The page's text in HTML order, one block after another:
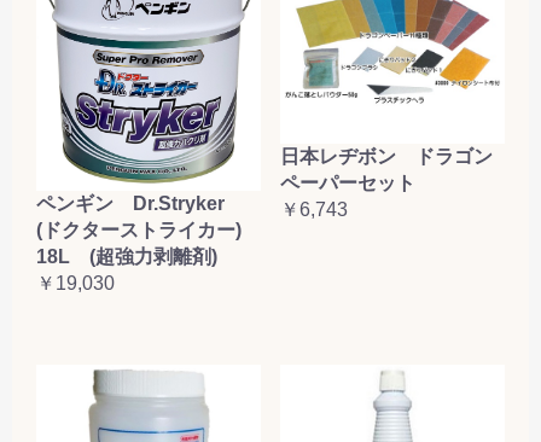
ペンギン Dr.Stryker
(ドクターストライカー)
18L (超強力剥離剤)
￥19,030
日本レヂボン ドラゴン
ペーパーセット
￥6,743